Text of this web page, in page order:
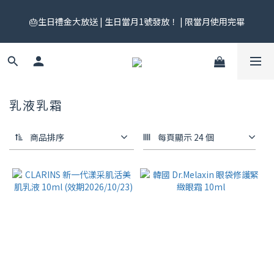
領券中心領，碼碼不同快去領！
🎂生日禮金大放送 | 生日當月1號發放！ | 限當月使用完畢
🎟️ 免運券來了！每月 25 號準時開搶｜$299／$999 各一張｜官網
乳液乳霜
商品排序 每頁顯示 24 個